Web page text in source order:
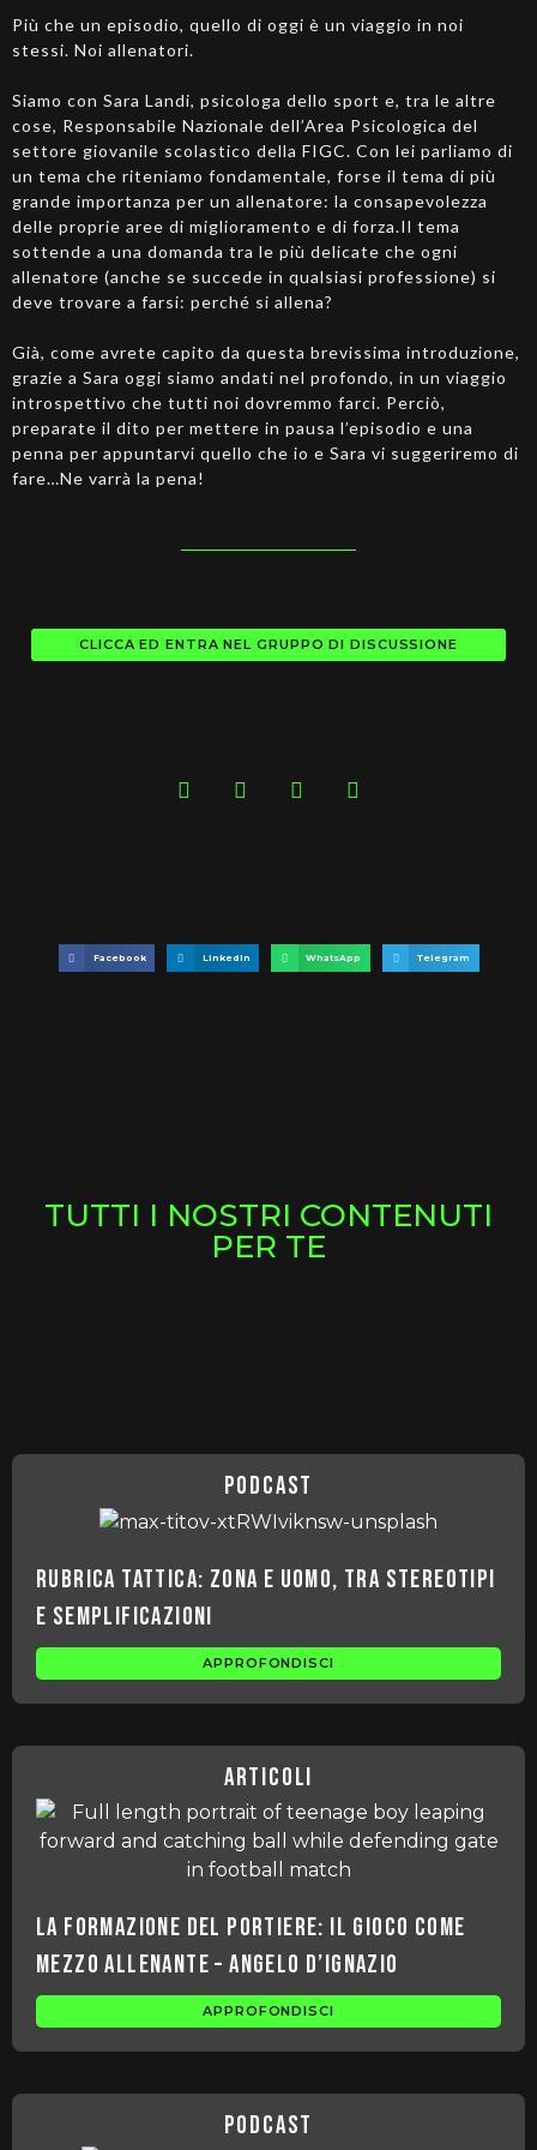
Più che un episodio, quello di oggi è un viaggio in noi
stessi. Noi allenatori.
Siamo con Sara Landi, psicologa dello sport e, tra le altre
cose, Responsabile Nazionale dell’Area Psicologica del
settore giovanile scolastico della FIGC. Con lei parliamo di
un tema che riteniamo fondamentale, forse il tema di più
grande importanza per un allenatore: la consapevolezza
delle proprie aree di miglioramento e di forza.Il tema
sottende a una domanda tra le più delicate che ogni
allenatore (anche se succede in qualsiasi professione) si
deve trovare a farsi: perché si allena?
Già, come avrete capito da questa brevissima introduzione,
grazie a Sara oggi siamo andati nel profondo, in un viaggio
introspettivo che tutti noi dovremmo farci. Perciò,
preparate il dito per mettere in pausa l’episodio e una
penna per appuntarvi quello che io e Sara vi suggeriremo di
fare…Ne varrà la pena!
CLICCA ED ENTRA NEL GRUPPO DI DISCUSSIONE
Facebook LinkedIn WhatsApp Telegram
TUTTI I NOSTRI CONTENUTI
PER TE
podcast
Rubrica tattica: Zona e Uomo, tra stereotipi
e semplificazioni
APPROFONDISCI
articoli
La formazione del portiere: il gioco come
mezzo allenante – Angelo D’Ignazio
APPROFONDISCI
podcast